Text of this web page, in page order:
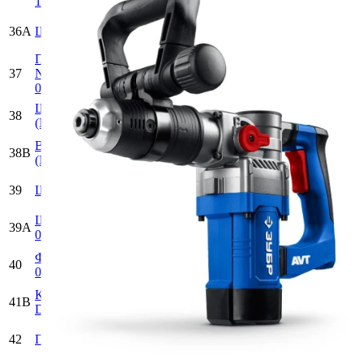
36A Шатун (N000-006-458)
37
Подшипник игольчатый
NК18/20 (26x18x20) JH (N000-
006-459)
N000-
006-459
38
Шайба плоская d8D34h3
(N000-006-460)
N000-
006-460
-
+
38B
Винт M8х1.0х43 H6 (цилиндр)
(N000-006-461)
N000-
006-461
-
+
39 Шайба D8 (UM04-000-005)
UM04-
000-005
103.05
+
39A
Шайба-гровер D8 (UM04-001-
005)
UM04-
103.05
+
40
Фиксатор подшипника (N000-
006-464)
N000-
-
+
41B
Кольцо уплотнительное
D58хd53хh2.5 (N000-006-466)
N000-
199.92
42 Поршень (N000-006-369)
N000-